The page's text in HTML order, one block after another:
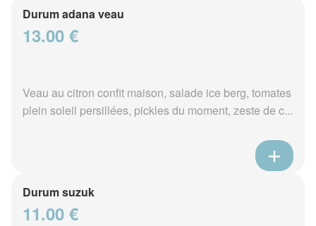
Durum adana veau
13.00 €
Veau au citron confit maison, salade ice berg, tomates
plein soleil persillées, pickles du moment, zeste de c...
Durum suzuk
11.00 €